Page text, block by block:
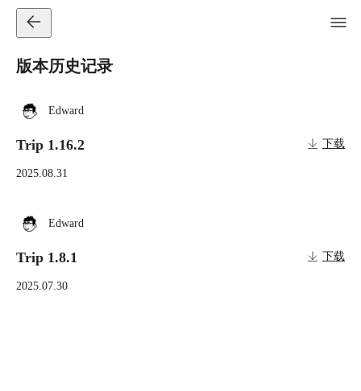
版本历史记录
Edward
Trip 1.16.2 下载
2025.08.31
Edward
Trip 1.8.1 下载
2025.07.30